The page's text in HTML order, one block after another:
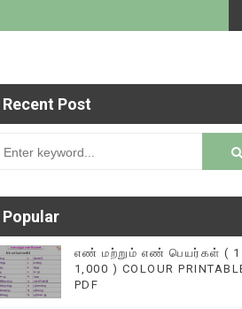
வைக்குமாறு
Recent Post
Popular
எண் மற்றும் எண் பெயர்கள் ( 1
1,000 ) COLOUR
PDF